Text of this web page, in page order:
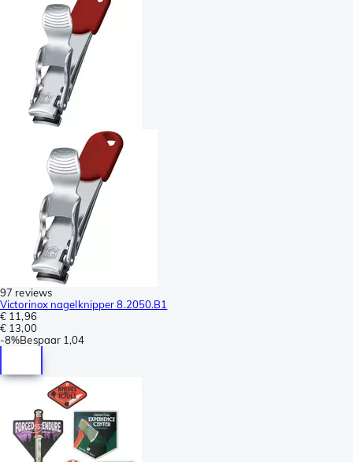
97 reviews
Victorinox nagelknipper 8.2050.B1
€ 11,96
€ 13,00
-8%Bespaar 1,04